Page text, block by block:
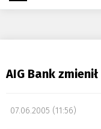
AIG Bank
07.06.2005 (11:56)